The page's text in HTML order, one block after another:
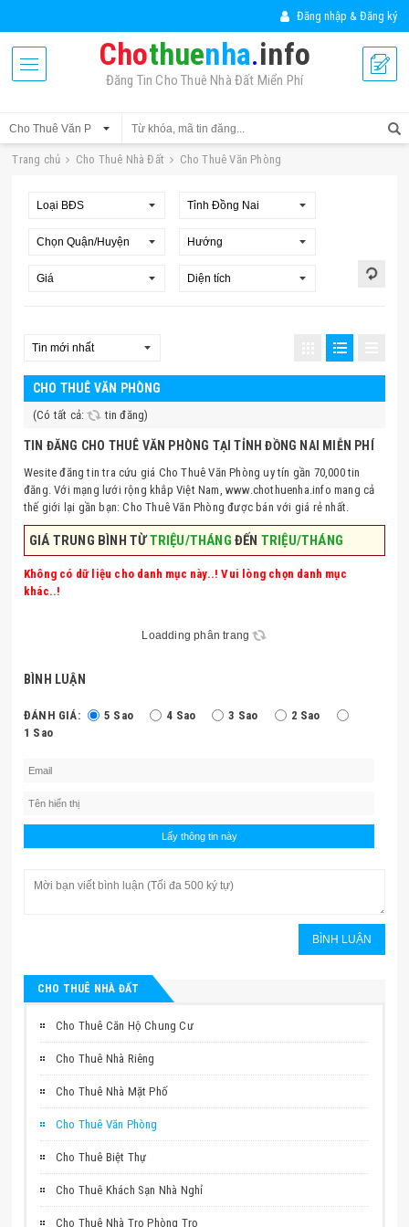
Đăng nhập & Đăng ký
Chothuenha.info
Đăng Tin Cho Thuê Nhà Đất Miển Phí
Trang chủ Cho Thuê Nhà Đất Cho Thuê Văn Phòng
CHO THUÊ VĂN PHÒNG
(Có tất cả: tin đăng)
TIN ĐĂNG CHO THUÊ VĂN PHÒNG TẠI TỈNH ĐỒNG NAI MIỄN PHÍ
Wesite đăng tin tra cứu giá Cho Thuê Văn Phòng uy tín gần 70,000 tin
đăng. Với mạng lưới rộng khắp Việt Nam, www.chothuenha.info mang cả
thế giới lại gần bạn: Cho Thuê Văn Phòng được bán với giá rẻ nhất.
GIÁ TRUNG BÌNH TỪTRIỆU/THÁNG ĐẾN TRIỆU/THÁNG
Không có dữ liệu cho danh mục này..! Vui lòng chọn danh mục
khác..!
Loadding phân trang
BÌNH LUẬN
ĐÁNH GIÁ: 5 Sao 4 Sao 3 Sao
2 Sao
1 Sao
CHO THUÊ NHÀ ĐẤT
Cho Thuê Căn Hộ Chung Cư
Cho Thuê Nhà Riêng
Cho Thuê Nhà Mặt Phố
Cho Thuê Văn Phòng
Cho Thuê Biệt Thự
Cho Thuê Khách Sạn Nhà Nghỉ
Cho Thuê Nhà Trọ Phòng Trọ